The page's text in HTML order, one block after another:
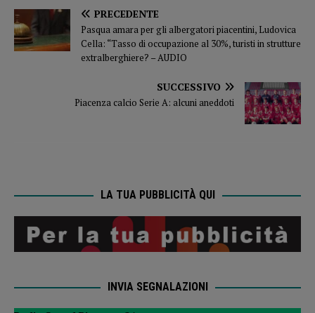
PRECEDENTE
Pasqua amara per gli albergatori piacentini, Ludovica
Cella: “Tasso di occupazione al 30%, turisti in strutture
extralberghiere? – AUDIO
SUCCESSIVO
Piacenza calcio Serie A: alcuni aneddoti
LA TUA PUBBLICITÀ QUI
INVIA SEGNALAZIONI